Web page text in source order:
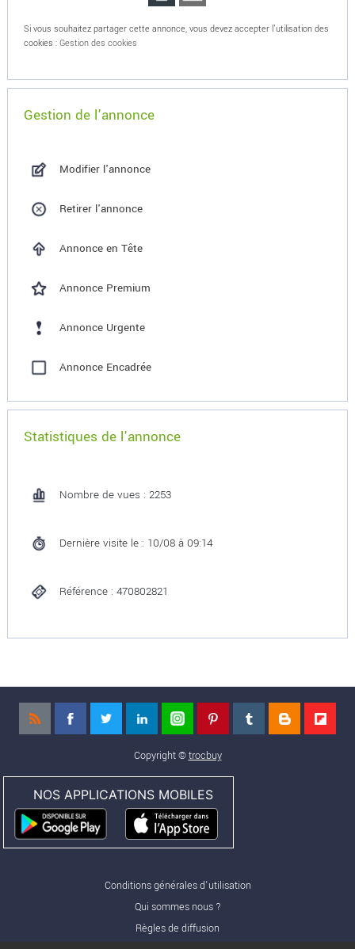
Si vous souhaitez partager cette annonce, vous devez accepter l'utilisation des
cookies : Gestion des cookies
Gestion de l'annonce
Modifier l'annonce
Retirer l'annonce
Annonce en Tête
Annonce Premium
Annonce Urgente
Annonce Encadrée
Statistiques de l'annonce
Nombre de vues : 2253
Dernière visite le : 10/08 à 09:14
Référence : 470802821
Copyright ©trocbuy
NOS APPLICATIONS MOBILES
Conditions générales d'utilisation
Qui sommes nous ?
Règles de diffusion